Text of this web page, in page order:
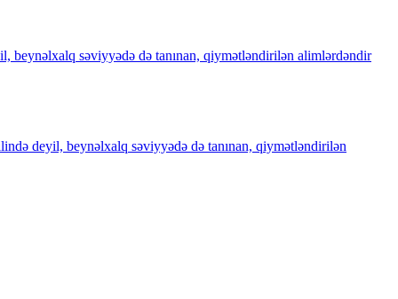
beynəlxalq səviyyədə də tanınan, qiymətləndirilən alimlərdəndir
deyil, beynəlxalq səviyyədə də tanınan, qiymətləndirilən